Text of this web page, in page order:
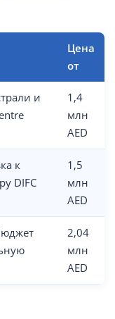
Цена
от
и
1,4
млн
AED
к
DIFC
1,5
млн
AED
2,04
млн
AED